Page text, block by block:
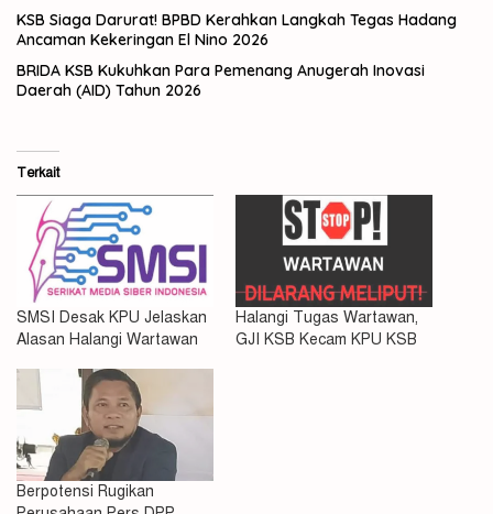
KSB Siaga Darurat! BPBD Kerahkan Langkah Tegas Hadang
Ancaman Kekeringan El Nino 2026
BRIDA KSB Kukuhkan Para Pemenang Anugerah Inovasi
Daerah (AID) Tahun 2026
Terkait
SMSI Desak KPU Jelaskan
Alasan Halangi Wartawan
Halangi Tugas Wartawan,
GJI KSB Kecam KPU KSB
Berpotensi Rugikan